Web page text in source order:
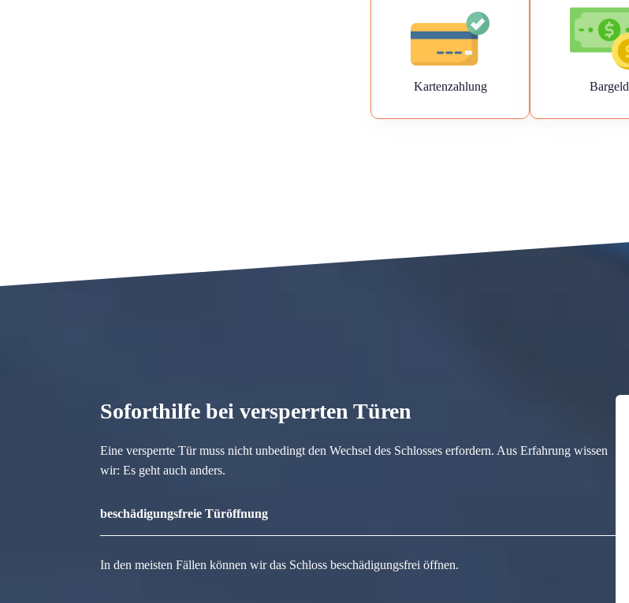
Kartenzahlung Bargeld
Soforthilfe bei versperrten Türen
Eine versperrte Tür muss nicht unbedingt den Wechsel des Schlosses erfordern. Aus Erfahrung wissen
wir: Es geht auch anders.
beschädigungsfreie Türöffnung
In den meisten Fällen können wir das Schloss beschädigungsfrei öffnen.